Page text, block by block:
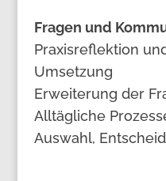
Fragen und
Praxisreflektion
Umsetzung
Erweiterung der
Alltägliche
Auswahl,